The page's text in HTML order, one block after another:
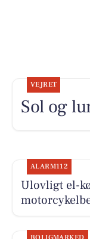
VEJRET
Sol og
ALARM112
Ulovligt el-